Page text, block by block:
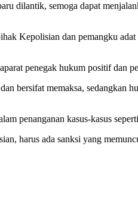
dilantik, semoga dapat
Kepolisian dan pemangku
penegak hukum positif dan
bersifat memaksa, sedangkan
penanganan kasus-kasus
harus ada sanksi yang